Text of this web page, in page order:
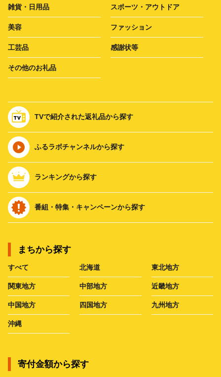
雑貨・日用品 スポーツ・アウトドア
美容 ファッション
工芸品 感謝状等
その他のお礼品
TVで紹介された返礼品から探す
ふるラボチャンネルから探す
ランキングから探す
番組・特集・キャンペーンから探す
まちから探す
すべて 北海道 東北地方
関東地方 中部地方 近畿地方
中国地方 四国地方 九州地方
沖縄
寄付金額から探す